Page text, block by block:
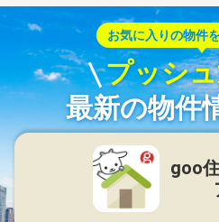
お気に入りの物件
プッシ
最新の物件
goo